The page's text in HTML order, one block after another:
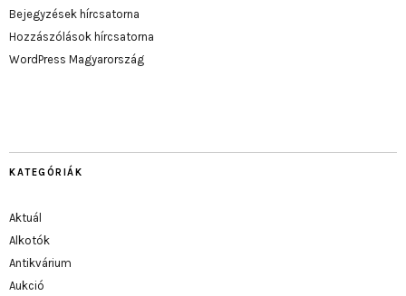
Bejegyzések hírcsatorna
Hozzászólások hírcsatorna
WordPress Magyarország
KATEGÓRIÁK
Aktuál
Alkotók
Antikvárium
Aukció